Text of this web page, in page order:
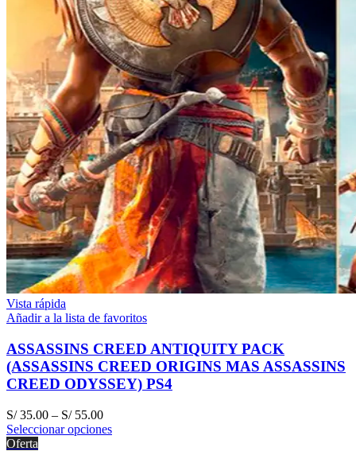
Vista rápida
Añadir a la lista de favoritos
ASSASSINS CREED ANTIQUITY PACK
(ASSASSINS CREED ORIGINS MAS ASSASSINS
CREED ODYSSEY) PS4
S/35.00 – S/55.00
Seleccionar opciones
Oferta